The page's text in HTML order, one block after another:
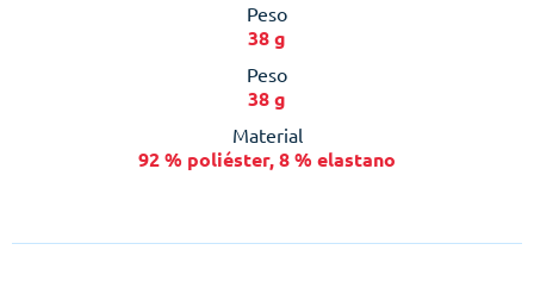
Peso
38 g
Peso
38 g
Material
92 % poliéster, 8 % elastano